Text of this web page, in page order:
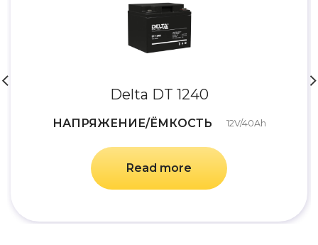
Delta DT 1240
НАПРЯЖЕНИЕ/ЁМКОСТЬ 12V/40Ah
Read more